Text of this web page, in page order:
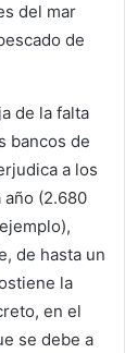
del mar
de
de la falta
bancos de
a los
año (2.680
de hasta un
la
en el
se debe a